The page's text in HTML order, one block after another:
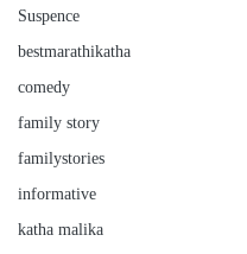
Suspence
bestmarathikatha
comedy
family story
familystories
informative
katha malika